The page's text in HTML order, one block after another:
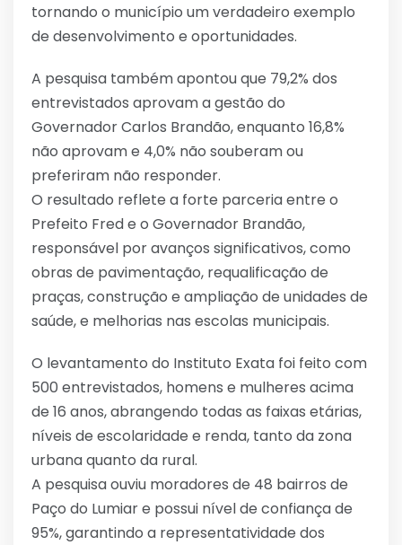
tornando o município um verdadeiro exemplo
de desenvolvimento e oportunidades.
A pesquisa também apontou que 79,2% dos
entrevistados aprovam a gestão do
Governador Carlos Brandão, enquanto 16,8%
não aprovam e 4,0% não souberam ou
preferiram não responder.
O resultado reflete a forte parceria entre o
Prefeito Fred e o Governador Brandão,
responsável por avanços significativos, como
obras de pavimentação, requalificação de
praças, construção e ampliação de unidades de
saúde, e melhorias nas escolas municipais.
O levantamento do Instituto Exata foi feito com
500 entrevistados, homens e mulheres acima
de 16 anos, abrangendo todas as faixas etárias,
níveis de escolaridade e renda, tanto da zona
urbana quanto da rural.
A pesquisa ouviu moradores de 48 bairros de
Paço do Lumiar e possui nível de confiança de
95%, garantindo a representatividade dos